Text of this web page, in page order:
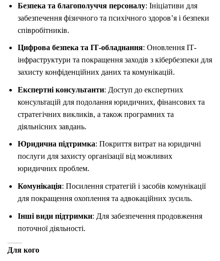
Безпека та благополуччя персоналу: Ініціативи для
забезпечення фізичного та психічного здоров’я і безпеки
співробітників.
Цифрова безпека та ІТ-обладнання: Оновлення ІТ-
інфраструктури та покращення заходів з кібербезпеки для
захисту конфіденційних даних та комунікацій.
Експертні консультанти: Доступ до експертних
консультацій для подолання юридичних, фінансових та
стратегічних викликів, а також програмних та
діяльнісних завдань.
Юридична підтримка: Покриття витрат на юридичні
послуги для захисту організації від можливих
юридичних проблем.
Комунікація: Посилення стратегій і засобів комунікації
для покращення охоплення та адвокаційних зусиль.
Інші види підтримки: Для забезпечення продовження
поточної діяльності.
Для кого